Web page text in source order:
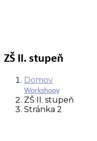
ZŠ II. stupeň
Domov
Workshopy
ZŠ II. stupeň
Stránka 2